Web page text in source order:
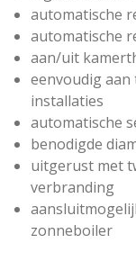
automatische
automatische
aan/uit
eenvoudig aan
installaties
automatische
benodigde
uitgerust met
verbranding
zonneboiler